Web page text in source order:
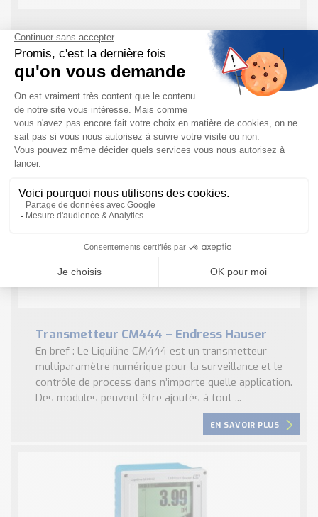
Transmetteur de Terrain CM442 – Endress
Hauser
Comment fonctionne le Transmetteur de terrain
CM442 1 à 2 voies Le Liquiline CM442 est un
transmetteur multiparamètre numérique pour la
surveillance et le contrôle de process dans n’importe
quelle ...
Transmetteur CM444 – Endress Hauser
En bref : Le Liquiline CM444 est un transmetteur
multiparamètre numérique pour la surveillance et le
contrôle de process dans n’importe quelle application.
Des modules peuvent être ajoutés à tout ...
EN SAVOIR PLUS